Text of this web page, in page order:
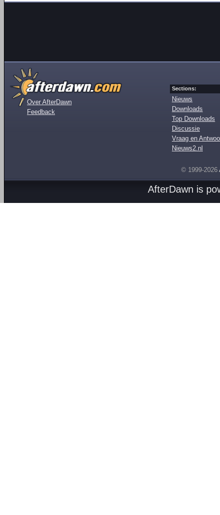
Over AfterDawn
Feedback
Sections:
Nieuws
Downloads
Top Downloads
Discussie
Vraag en
Nieuws2.nl
© 1999-2026
AfterDawn is